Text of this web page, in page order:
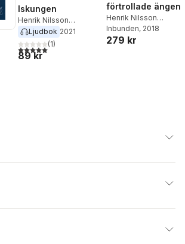
Iskungen
Henrik Nilsson
Thelander
Ljudbok 2021
5,0utav 5 stjärnor. Totalt antal röster:
(1)
89 kr
förtrollade ängen
Henrik Nilsson
Thelander
Inbunden, 2018
279 kr